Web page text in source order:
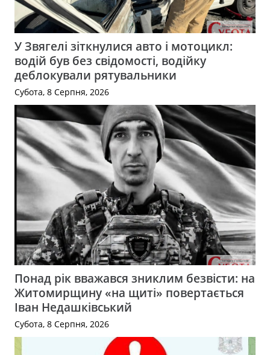
У Звягелі зіткнулися авто і мотоцикл:
водій був без свідомості, водійку
деблокували рятувальники
Субота, 8 Серпня, 2026
Понад рік вважався зниклим безвісти: на
Житомирщину «на щиті» повертається
Іван Недашківський
Субота, 8 Серпня, 2026